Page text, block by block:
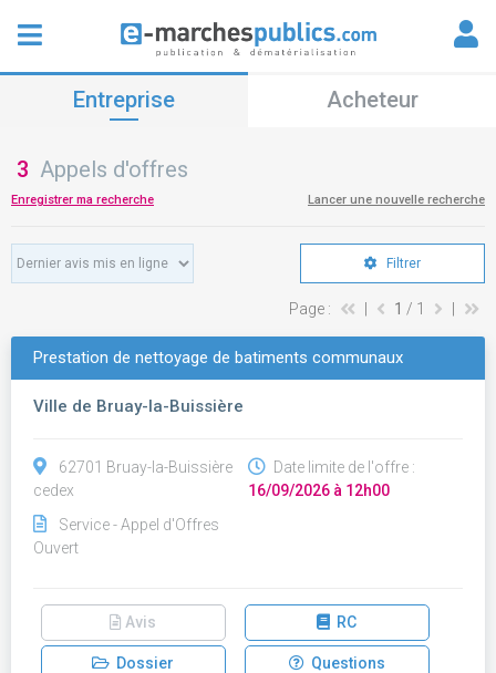
Entreprise Acheteur
3 Appels d'offres
Enregistrer ma recherche Lancer une nouvelle recherche
Filtrer
Page : 1 / 1
Prestation de nettoyage de batiments communaux
Ville de Bruay-la-Buissière
62701 Bruay-la-Buissière
cedex
Service - Appel d'Offres
Ouvert
Date limite de l'offre :
16/09/2026 à 12h00
Avis RC
Dossier Questions